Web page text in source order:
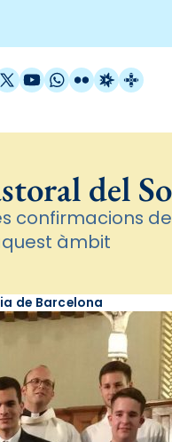
/ Twitter
YouTube
WhatsApp
FlickrRadio
del
confirmacions
àmbit
de Barcelona